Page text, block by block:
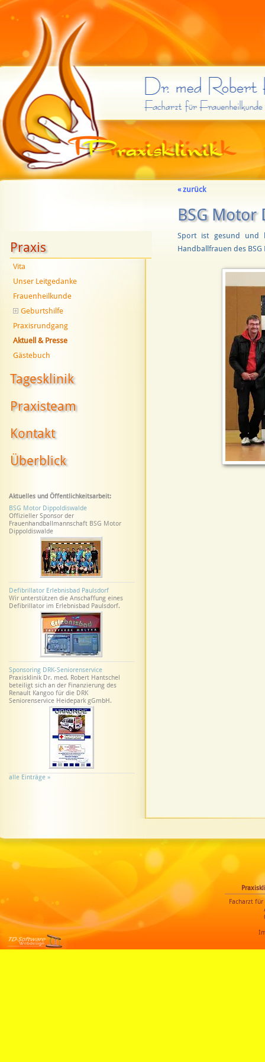
Praxis
Vita
Unser Leitgedanke
Frauenheilkunde
Geburtshilfe
Praxisrundgang
Aktuell & Presse
Gästebuch
Tagesklinik
Praxisteam
Kontakt
Überblick
Aktuelles und Öffentlichkeitsarbeit:
BSG Motor Dippoldiswalde
Offizieller Sponsor der
Frauenhandballmannschaft BSG Motor
Dippoldiswalde
Defibrillator Erlebnisbad Paulsdorf
Wir unterstützen die Anschaffung eines
Defibrillator im Erlebnisbad Paulsdorf.
Sponsoring DRK-Seniorenservice
Praxisklinik Dr. med. Robert Hantschel
beteiligt sich an der Finanzierung des
Renault Kangoo für die DRK
Seniorenservice Heidepark gGmbH.
alle Einträge »
« zurück
BSG Motor
Sport ist gesund und
Handballfrauen des
Facharzt